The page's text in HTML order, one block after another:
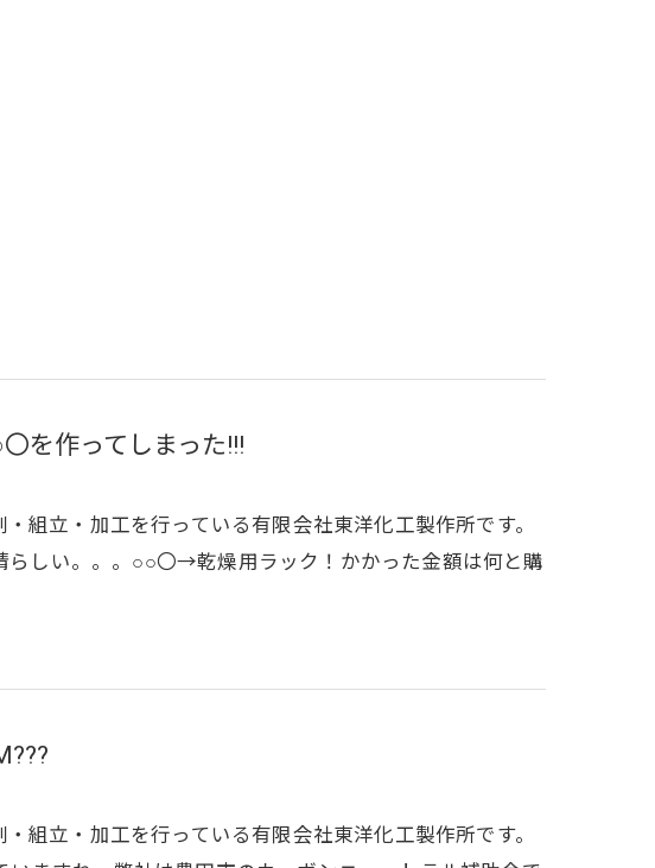
を作ってしまった!!!
組立・加工を行っている有限会社東洋化工製作所です。
らしい。。。○○〇→乾燥用ラック！かかった金額は何と購
組立・加工を行っている有限会社東洋化工製作所です。